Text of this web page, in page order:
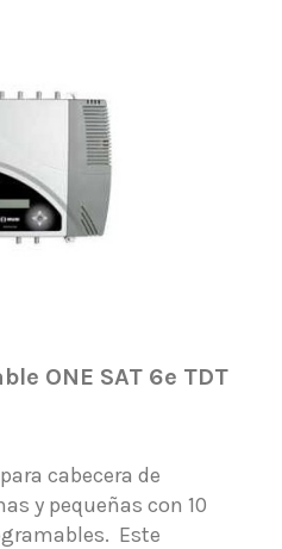
ONE SAT 6e TDT
cabecera de
y pequeñas con 10
Este